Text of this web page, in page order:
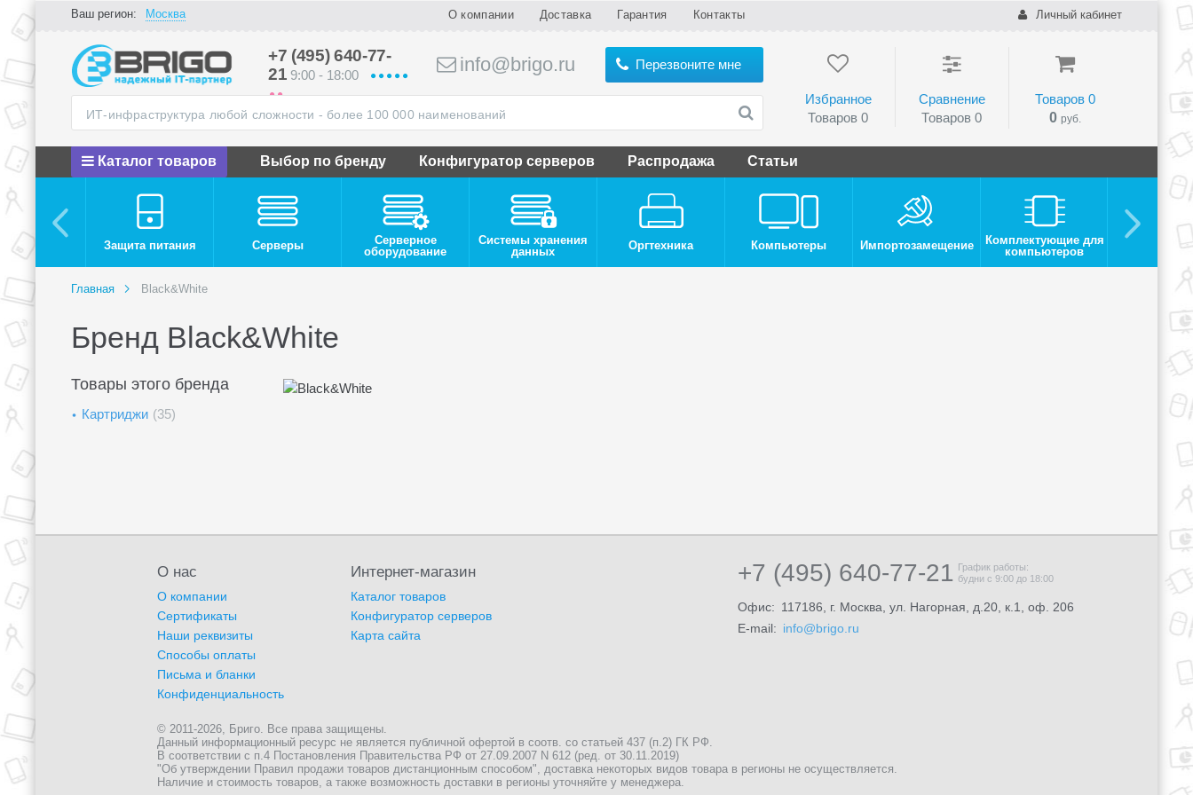
Ваш регион: Москва О компании Доставка Гарантия Контакты Личный кабинет
+7 (495) 640-77-
21 9:00 - 18:00 info@brigo.ru Перезвоните мне
Избранное
Товаров 0
Сравнение
Товаров 0
Товаров 0
0 руб.
Каталог товаров Выбор по бренду Конфигуратор серверов Распродажа Статьи
Защита питания Серверы
Серверное
оборудование
Системы хранения
данных
Оргтехника Компьютеры Импортозамещение
Комплектующие для
компьютеров
Главная Black&White
Бренд Black&White
Товары этого бренда
Картриджи (35)
+7 (495) 640-77-21 График работы:
будни с 9:00 до 18:00
Офис: 117186, г. Москва, ул. Нагорная, д.20, к.1, оф. 206
E-mail: info@brigo.ru
О нас
О компании
Сертификаты
Наши реквизиты
Способы оплаты
Письма и бланки
Конфиденциальность
Интернет-магазин
Каталог товаров
Конфигуратор серверов
Карта сайта
© 2011-2026, Бриго. Все права защищены.
Данный информационный ресурс не является публичной офертой в соотв. со статьей 437 (п.2) ГК РФ.
В соответствии с п.4 Постановления Правительства РФ от 27.09.2007 N 612 (ред. от 30.11.2019)
"Об утверждении Правил продажи товаров дистанционным способом", доставка некоторых видов товара в регионы не осуществляется.
Наличие и стоимость товаров, а также возможность доставки в регионы уточняйте у менеджера.